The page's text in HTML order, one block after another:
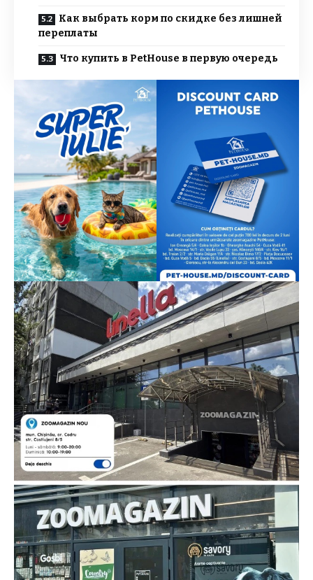
Как выбрать корм по скидке без лишней
переплаты
Что купить в PetHouse в первую очередь